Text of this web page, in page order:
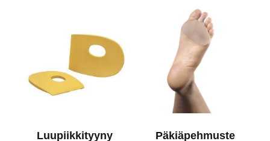
Luupiikkityyny
Päkiäpehmuste